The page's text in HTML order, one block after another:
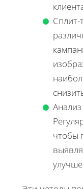
Сплит-
чтобы